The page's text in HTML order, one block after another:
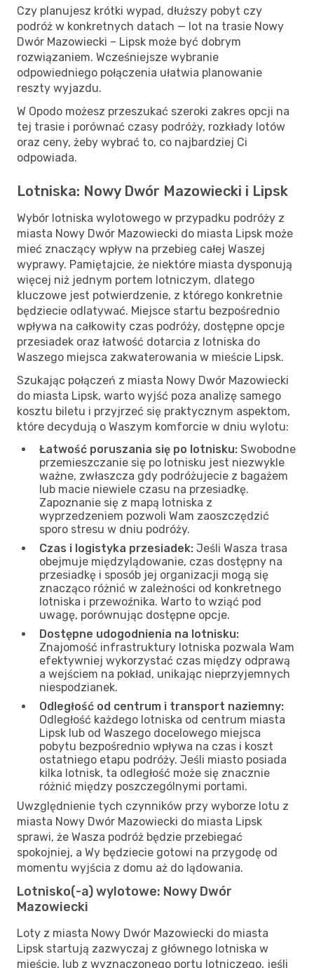
Czy planujesz krótki wypad, dłuższy pobyt czy
podróż w konkretnych datach — lot na trasie Nowy
Dwór Mazowiecki – Lipsk może być dobrym
rozwiązaniem. Wcześniejsze wybranie
odpowiedniego połączenia ułatwia planowanie
reszty wyjazdu.
W Opodo możesz przeszukać szeroki zakres opcji na
tej trasie i porównać czasy podróży, rozkłady lotów
oraz ceny, żeby wybrać to, co najbardziej Ci
odpowiada.
Lotniska: Nowy Dwór Mazowiecki i Lipsk
Wybór lotniska wylotowego w przypadku podróży z
miasta Nowy Dwór Mazowiecki do miasta Lipsk może
mieć znaczący wpływ na przebieg całej Waszej
wyprawy. Pamiętajcie, że niektóre miasta dysponują
więcej niż jednym portem lotniczym, dlatego
kluczowe jest potwierdzenie, z którego konkretnie
będziecie odlatywać. Miejsce startu bezpośrednio
wpływa na całkowity czas podróży, dostępne opcje
przesiadek oraz łatwość dotarcia z lotniska do
Waszego miejsca zakwaterowania w mieście Lipsk.
Szukając połączeń z miasta Nowy Dwór Mazowiecki
do miasta Lipsk, warto wyjść poza analizę samego
kosztu biletu i przyjrzeć się praktycznym aspektom,
które decydują o Waszym komforcie w dniu wylotu:
Łatwość poruszania się po lotnisku: Swobodne
przemieszczanie się po lotnisku jest niezwykle
ważne, zwłaszcza gdy podróżujecie z bagażem
lub macie niewiele czasu na przesiadkę.
Zapoznanie się z mapą lotniska z
wyprzedzeniem pozwoli Wam zaoszczędzić
sporo stresu w dniu podróży.
Czas i logistyka przesiadek: Jeśli Wasza trasa
obejmuje międzylądowanie, czas dostępny na
przesiadkę i sposób jej organizacji mogą się
znacząco różnić w zależności od konkretnego
lotniska i przewoźnika. Warto to wziąć pod
uwagę, porównując dostępne opcje.
Dostępne udogodnienia na lotnisku:
Znajomość infrastruktury lotniska pozwala Wam
efektywniej wykorzystać czas między odprawą
a wejściem na pokład, unikając nieprzyjemnych
niespodzianek.
Odległość od centrum i transport naziemny:
Odległość każdego lotniska od centrum miasta
Lipsk lub od Waszego docelowego miejsca
pobytu bezpośrednio wpływa na czas i koszt
ostatniego etapu podróży. Jeśli miasto posiada
kilka lotnisk, ta odległość może się znacznie
różnić między poszczególnymi portami.
Uwzględnienie tych czynników przy wyborze lotu z
miasta Nowy Dwór Mazowiecki do miasta Lipsk
sprawi, że Wasza podróż będzie przebiegać
spokojniej, a Wy będziecie gotowi na przygodę od
momentu wyjścia z domu aż do lądowania.
Lotnisko(-a) wylotowe: Nowy Dwór
Mazowiecki
Loty z miasta Nowy Dwór Mazowiecki do miasta
Lipsk startują zazwyczaj z głównego lotniska w
mieście, lub z wyznaczonego portu lotniczego, jeśli